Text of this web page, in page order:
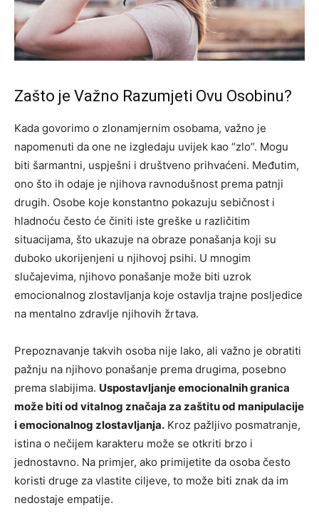
Zašto je Važno Razumjeti Ovu Osobinu?
Kada govorimo o zlonamjernim osobama, važno je
napomenuti da one ne izgledaju uvijek kao “zlo”. Mogu
biti šarmantni, uspješni i društveno prihvaćeni. Međutim,
ono što ih odaje je njihova ravnodušnost prema patnji
drugih. Osobe koje konstantno pokazuju sebičnost i
hladnoću često će činiti iste greške u različitim
situacijama, što ukazuje na obraze ponašanja koji su
duboko ukorijenjeni u njihovoj psihi. U mnogim
slučajevima, njihovo ponašanje može biti uzrok
emocionalnog zlostavljanja koje ostavlja trajne posljedice
na mentalno zdravlje njihovih žrtava.
Prepoznavanje takvih osoba nije lako, ali važno je obratiti
pažnju na njihovo ponašanje prema drugima, posebno
prema slabijima. Uspostavljanje emocionalnih granica
može biti od vitalnog značaja za zaštitu od manipulacije
i emocionalnog zlostavljanja. Kroz pažljivo posmatranje,
istina o nečijem karakteru može se otkriti brzo i
jednostavno. Na primjer, ako primijetite da osoba često
koristi druge za vlastite ciljeve, to može biti znak da im
nedostaje empatije.